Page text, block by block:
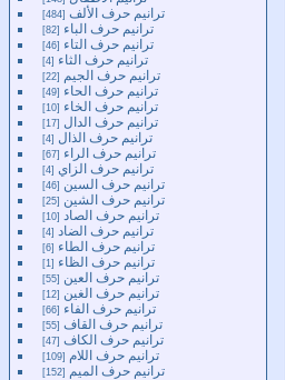
ترانيم حرف الألف 484
ترانيم حرف الباء 82
ترانيم حرف التاء 46
ترانيم حرف الثاء 4
ترانيم حرف الجيم 22
ترانيم حرف الحاء 49
ترانيم حرف الخاء 10
ترانيم حرف الدال 17
ترانيم حرف الذال 4
ترانيم حرف الراء 67
ترانيم حرف الزاي 4
ترانيم حرف السين 46
ترانيم حرف الشين 25
ترانيم حرف الصاد 10
ترانيم حرف الضاد 4
ترانيم حرف الطاء 6
ترانيم حرف الظاء 1
ترانيم حرف العين 55
ترانيم حرف الغين 12
ترانيم حرف الفاء 66
ترانيم حرف القاف 55
ترانيم حرف الكاف 47
ترانيم حرف اللام 109
ترانيم حرف الميم 152